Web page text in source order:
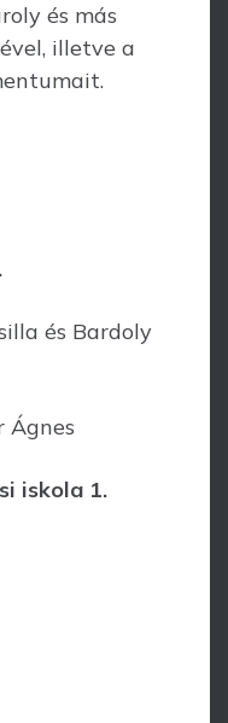
és más
illetve a
és Bardoly
Ágnes
iskola 1.